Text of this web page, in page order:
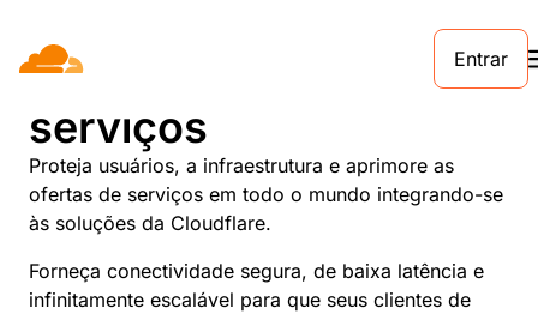
Entrar
Provedores de
serviços
Proteja usuários, a infraestrutura e aprimore as
ofertas de serviços em todo o mundo integrando-se
às soluções da Cloudflare.
Forneça conectividade segura, de baixa latência e
infinitamente escalável para que seus clientes de